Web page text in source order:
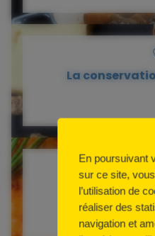
La
La
En poursuivant
sur ce site,
l’utilisation de
réaliser des
navigation et